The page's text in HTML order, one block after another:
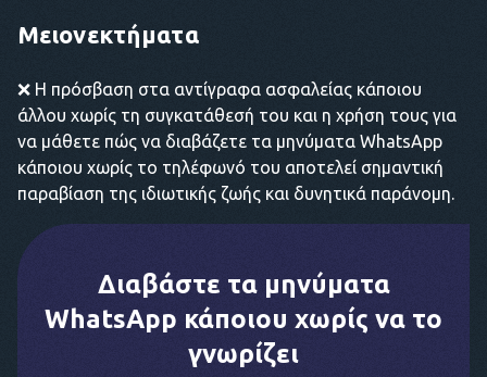
Μειονεκτήματα
❌ Η πρόσβαση στα αντίγραφα ασφαλείας κάποιου
άλλου χωρίς τη συγκατάθεσή του και η χρήση τους για
να μάθετε πώς να διαβάζετε τα μηνύματα WhatsApp
κάποιου χωρίς το τηλέφωνό του αποτελεί σημαντική
παραβίαση της ιδιωτικής ζωής και δυνητικά παράνομη.
Διαβάστε τα μηνύματα
WhatsApp κάποιου χωρίς να το
γνωρίζει